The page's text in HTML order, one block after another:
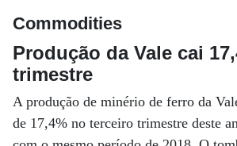
Commodities
Produção da Vale cai
trimestre
A produção de minério de ferro da
de 17,4% no terceiro trimestre deste